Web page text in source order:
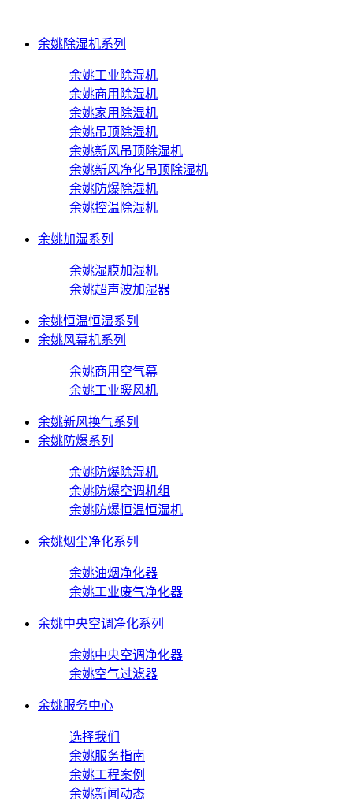
余姚除湿机系列
余姚工业除湿机
余姚商用除湿机
余姚家用除湿机
余姚吊顶除湿机
余姚新风吊顶除湿机
余姚新风净化吊顶除湿机
余姚防爆除湿机
余姚控温除湿机
余姚加湿系列
余姚湿膜加湿机
余姚超声波加湿器
余姚恒温恒湿系列
余姚风幕机系列
余姚商用空气幕
余姚工业暖风机
余姚新风换气系列
余姚防爆系列
余姚防爆除湿机
余姚防爆空调机组
余姚防爆恒温恒湿机
余姚烟尘净化系列
余姚油烟净化器
余姚工业废气净化器
余姚中央空调净化系列
余姚中央空调净化器
余姚空气过滤器
余姚服务中心
选择我们
余姚服务指南
余姚工程案例
余姚新闻动态